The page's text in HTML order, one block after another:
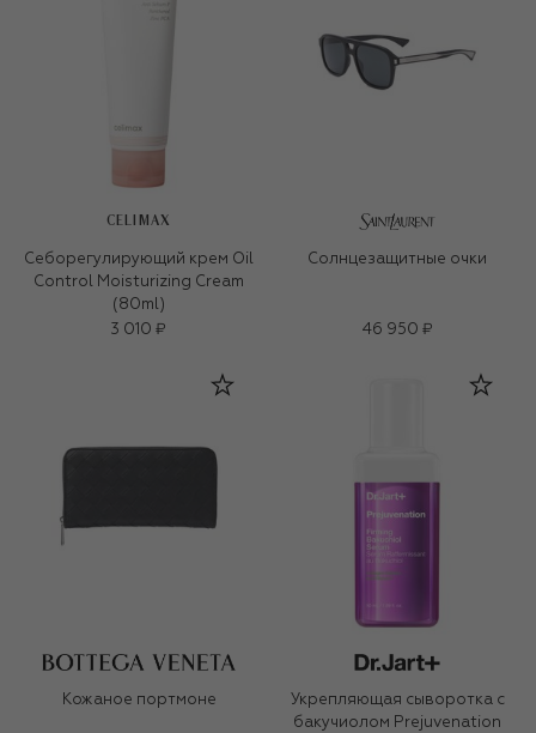
CELIMAX
Себорегулирующий крем Oil
Control Moisturizing Cream
(80ml)
3 010 ₽
Солнцезащитные очки
46 950 ₽
Кожаное портмоне
Укрепляющая сыворотка с
бакучиолом Prejuvenation